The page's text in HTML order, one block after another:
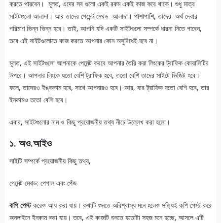
করতে পারবেন। মূলত, এদের সব গুলো একই রকম একই কাজ করে থাকে। শুধু মাত্র
সাইটগুলো আলাদা। আর তাদের পেমেন্ট মেথড আলাদা। পাশাপাশি, তাদের অর্থ দেবার
পরিমাণ ভিন্ন ভিন্ন হবে। তাই, আপনি যদি একটি সাইটগুলো সম্পর্কে ধারনা নিতে পারেন,
তবে এই সাইটগুলোতে কাজ করতে আপনার কোন অসুবিধেই হবে না।
মূলত, এই সাইটগুলো আপনাকে পেমেন্ট করবে আপনার তৈরি করা লিংকের ট্রাফিক কোয়ালিটির
উপরে। আপনার লিংকে যতো বেশি ট্রাফিক হবে, ততো বেশি তাদের সাইটে ভিজিট হবে।
ফলে, তাদেরও ইঙ্ককাম হবে, সাথে আপনারও হবে। আর, যার ট্রাফিক যতো বেশি হবে, তার
ইনকামও ততো বেশি হবে।
এবার, সাইটগুলোর নাম ও কিছু প্রয়োজনীয় তথ্য নীচে উল্লেখ করা হলো।
১. অও.আইও
সাইটি সম্পর্কে প্রয়োজনীয় কিছু তথ্য,
পেমেন্ট মেথড: পেপাল এবং পেঁজ
কপি পেস্টকরেও আয় করা যায়। কথাটি শুনতে অবিশ্বাস্য মনে হলেও সত্যিই কপি পেস্ট করে
অনলাইনে ইনকাম করা যায়। তবে, এই কাজটি শুনতে যতোটা সহজ মনে হচ্ছে, আসলে এটি